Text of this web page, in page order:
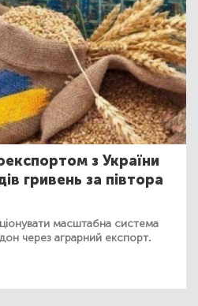
з України
гривень за півтора
масштабна система
через аграрний експорт.